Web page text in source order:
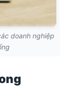
doanh nghiệp